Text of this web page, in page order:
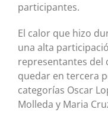
participantes.
El calor que hizo
una alta
representantes del
quedar en tercera
categorías Oscar
Molleda y Maria